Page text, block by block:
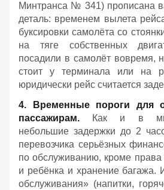
Минтранса № 341) прописана
деталь: временем вылета
буксировки самолёта со
на тяге собственных
посадили в самолёт вовремя,
стоит у терминала или на
юридически рейс считается
4. Временные пороги для
пассажирам. Как и в
небольшие задержки до 2
перевозчика серьёзных
по обслуживанию, кроме права
и ребёнка и хранение багажа.
обслуживания» (напитки,